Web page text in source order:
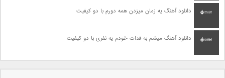
دانلود آهنگ یه زمان میزدن همه دورم با دو کیفیت
دانلود آهنگ میشم به فدات خودم یه نفری با دو کیفیت